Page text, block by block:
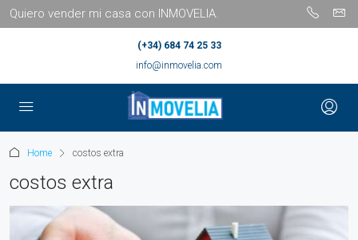
Quiero vender mi casa con INMOVELIA.
(+34) 684 74 25 33
info@inmovelia.com
Home costos extra
costos extra